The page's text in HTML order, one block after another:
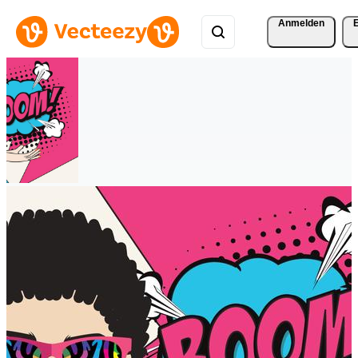
Anmelden